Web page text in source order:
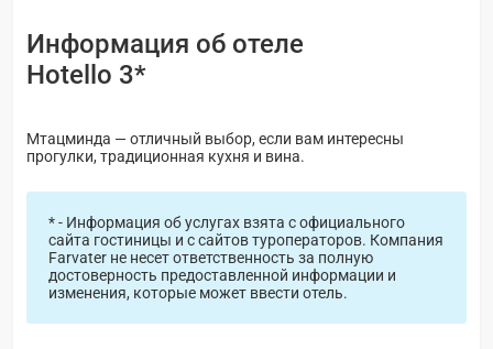
Информация об отеле
Hotello 3*
Мтацминда — отличный выбор, если вам интересны
прогулки, традиционная кухня и вина.
* - Информация об услугах взята с официального
сайта гостиницы и с сайтов туроператоров. Компания
Farvater не несет ответственность за полную
достоверность предоставленной информации и
изменения, которые может ввести отель.